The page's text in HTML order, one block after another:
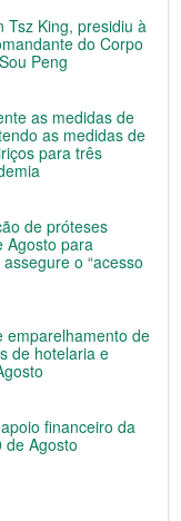
Tsz King, presidiu à
do Corpo
Peng
as medidas de
as medidas de
para três
de próteses
Agosto para
o “acesso
emparelhamento de
de hotelaria e
financeiro da
de Agosto